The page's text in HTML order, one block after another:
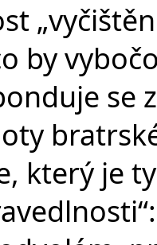
by
se
který je